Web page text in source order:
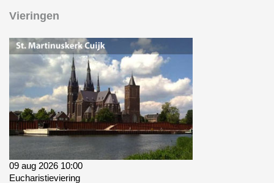
Vieringen
09 aug 2026 10:00
Eucharistieviering